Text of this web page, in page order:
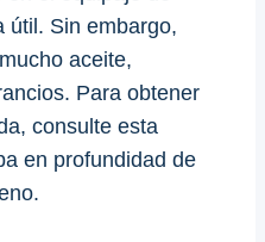
útil. Sin embargo,
aceite,
Para obtener
consulte esta
en profundidad de